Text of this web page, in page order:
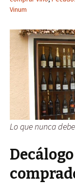
Vinum
Lo que nunca